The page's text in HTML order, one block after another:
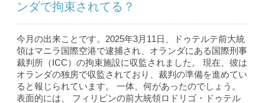
ンダで拘束されてる？
今月の出来ことです。2025年3月11日、ドゥテルテ前大統
領はマニラ国際空港で逮捕され、オランダにある国際刑事
裁判所（ICC）の拘束施設に収監されました。 現在、彼は
オランダの独房で収監されており、裁判の準備を進めてい
ると報じられています。 一体、何があったのでしょう。
表面的には、 フィリピンの前大統領ロドリゴ・ドゥテル